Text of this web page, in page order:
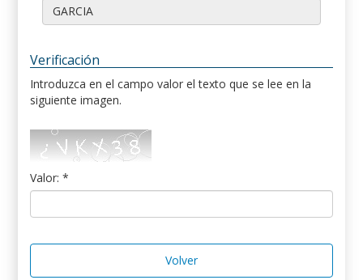
Verificación
Introduzca en el campo valor el texto que se lee en la
siguiente imagen.
Valor: *
Volver